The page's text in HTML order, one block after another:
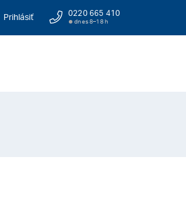
Prihlásiť 0220 665 410
dnes 8–18 h